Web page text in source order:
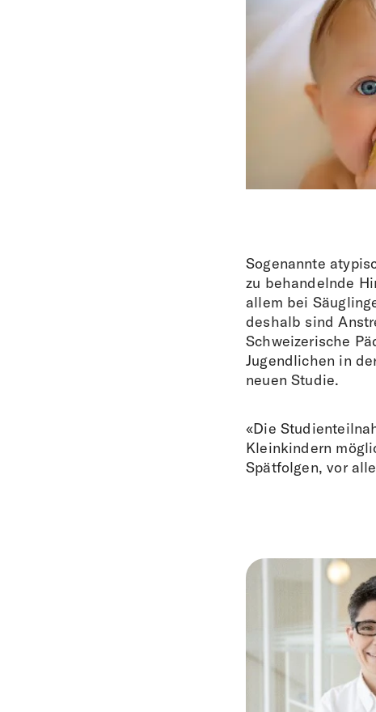
Sogenannte
zu behandelnde
allem bei
deshalb sind
Schweizerische
Jugendlichen in
neuen Studie.
«Die
Kleinkindern
Spätfolgen, vor